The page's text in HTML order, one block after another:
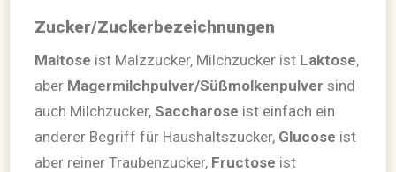
Zucker/Zuckerbezeichnungen
Maltose ist Malzzucker, Milchzucker ist Laktose,
aber Magermilchpulver/Süßmolkenpulver sind
auch Milchzucker, Saccharose ist einfach ein
anderer Begriff für Haushaltszucker, Glucose ist
aber reiner Traubenzucker, Fructose ist